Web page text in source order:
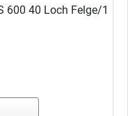
600 40 Loch Felge/1